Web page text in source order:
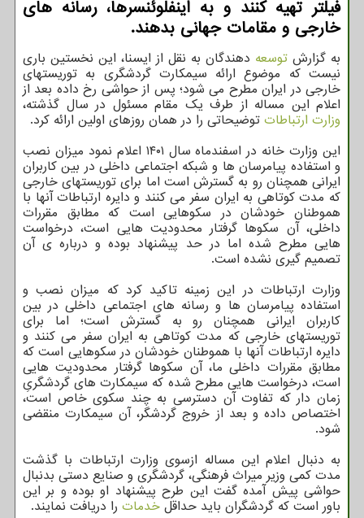
فیلتر تهیه کنند و به اینفلوئنسرها، رسانه های
خارجی و مقامات جهانی بدهند.
به گزارش توسعه دهندگان به نقل از ایسنا، این نخستین باری
نیست که موضوع ارائه سیمکارت گردشگری به توریستهای
خارجی در ایران مطرح می شود؛ پس از حواشی رخ داده بعد از
اعلام این مساله از طرف یک مقام مسئول در سال گذشته،
وزارت ارتباطات توضیحاتی را در همان روزهای اولین ارائه کرد.
این وزارت خانه در اسفندماه سال ۱۴۰۱ اعلام نمود میزان نصب
و استفاده پیامرسان ها و شبکه اجتماعی داخلی در بین کاربران
ایرانی همچنان رو به گسترش است اما برای توریستهای خارجی
که مدت کوتاهی به ایران سفر می کنند و دایره ارتباطات آنها با
هموطنان خودشان در سکوهایی است که مطابق مقررات
داخلی، آن سکوها گرفتار محدودیت هایی است، درخواست
هایی مطرح شده اما در حد پیشنهاد بوده و درباره ی آن
تصمیم گیری نشده است.
وزارت ارتباطات در این زمینه تاکید کرد که میزان نصب و
استفاده پیامرسان ها و رسانه های اجتماعی داخلی در بین
کاربران ایرانی همچنان رو به گسترش است؛ اما برای
توریستهای خارجی که مدت کوتاهی به ایران سفر می کنند و
دایره ارتباطات آنها با هموطنان خودشان در سکوهایی است که
مطابق مقررات داخلی ما، آن سکوها گرفتار محدودیت هایی
است، درخواست هایی مطرح شده که سیمکارت های گردشگریِ
زمان دار که تفاوت آن دسترسی به چند سکوی خاص است،
اختصاص داده و بعد از خروج گردشگر، آن سیمکارت منقضی
شود.
به دنبال اعلام این مساله ازسوی وزارت ارتباطات با گذشت
مدت کمی وزیر میراث فرهنگی، گردشگری و صنایع دستی بدنبال
حواشی پیش آمده گفت این طرح پیشنهاد او بوده و بر این
باور است که گردشگران باید حداقل خدمات را دریافت نمایند.